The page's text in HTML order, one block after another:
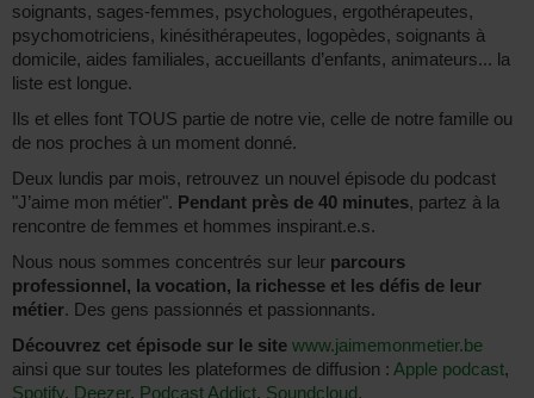
soignants, sages-femmes, psychologues, ergothérapeutes,
psychomotriciens, kinésithérapeutes, logopèdes, soignants à
domicile, aides familiales, accueillants d’enfants, animateurs... la
liste est longue.
Ils et elles font TOUS partie de notre vie, celle de notre famille ou
de nos proches à un moment donné.
Deux lundis par mois, retrouvez un nouvel épisode du podcast
"J’aime mon métier". Pendant près de 40 minutes, partez à la
rencontre de femmes et hommes inspirant.e.s.
Nous nous sommes concentrés sur leur parcours
professionnel, la vocation, la richesse et les défis de leur
métier. Des gens passionnés et passionnants.
Découvrez cet épisode sur le site www.jaimemonmetier.be
ainsi que sur toutes les plateformes de diffusion : Apple podcast,
Spotify, Deezer, Podcast Addict, Soundcloud.